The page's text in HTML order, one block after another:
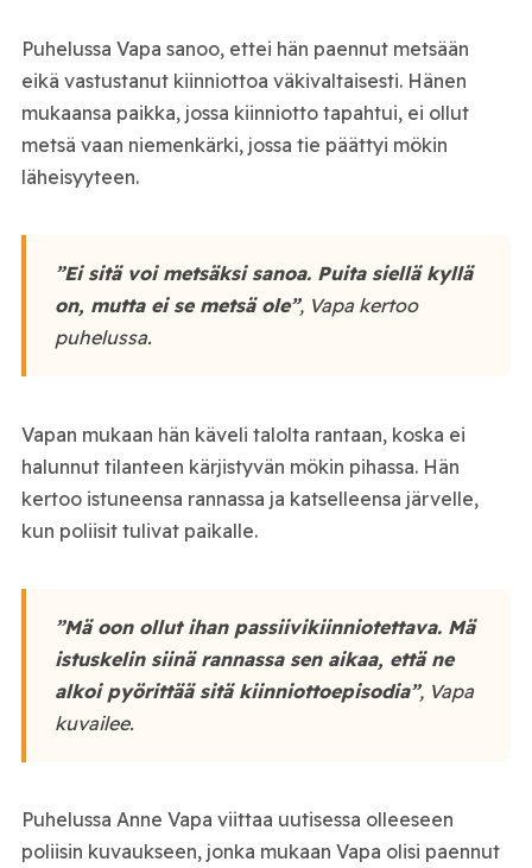
Puhelussa Vapa sanoo, ettei hän paennut metsään
eikä vastustanut kiinniottoa väkivaltaisesti. Hänen
mukaansa paikka, jossa kiinniotto tapahtui, ei ollut
metsä vaan niemenkärki, jossa tie päättyi mökin
läheisyyteen.
”Ei sitä voi metsäksi sanoa. Puita siellä kyllä
on, mutta ei se metsä ole”, Vapa kertoo
puhelussa.
Vapan mukaan hän käveli talolta rantaan, koska ei
halunnut tilanteen kärjistyvän mökin pihassa. Hän
kertoo istuneensa rannassa ja katselleensa järvelle,
kun poliisit tulivat paikalle.
”Mä oon ollut ihan passiivikiinniotettava. Mä
istuskelin siinä rannassa sen aikaa, että ne
alkoi pyörittää sitä kiinniottoepisodia”, Vapa
kuvailee.
Puhelussa Anne Vapa viittaa uutisessa olleeseen
poliisin kuvaukseen, jonka mukaan Vapa olisi paennut